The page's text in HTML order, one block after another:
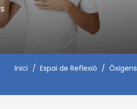
Inici / Espai de Reflexió / Òxigens